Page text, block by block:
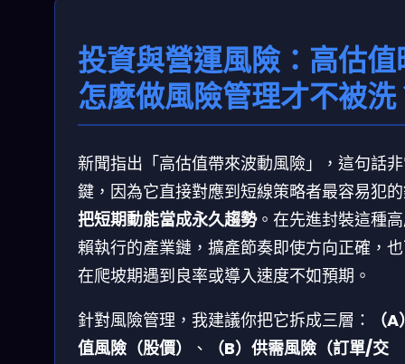
投資與營運風險：高估值
怎麼做風險管理才不被洗
新聞指出「高估值帶來波動風險」，這句話
鍵，因為它直接對應到短線策略者最容易犯
把短期動能當成永久趨勢。在先進封裝這種
賴執行的產業鏈，擴產節奏即使方向正確，
在爬坡期遇到良率或導入速度不如預期。
針對風險管理，我建議你把它拆成三層：
（
值風險（股價）
、
（B）供需風險（訂單/交